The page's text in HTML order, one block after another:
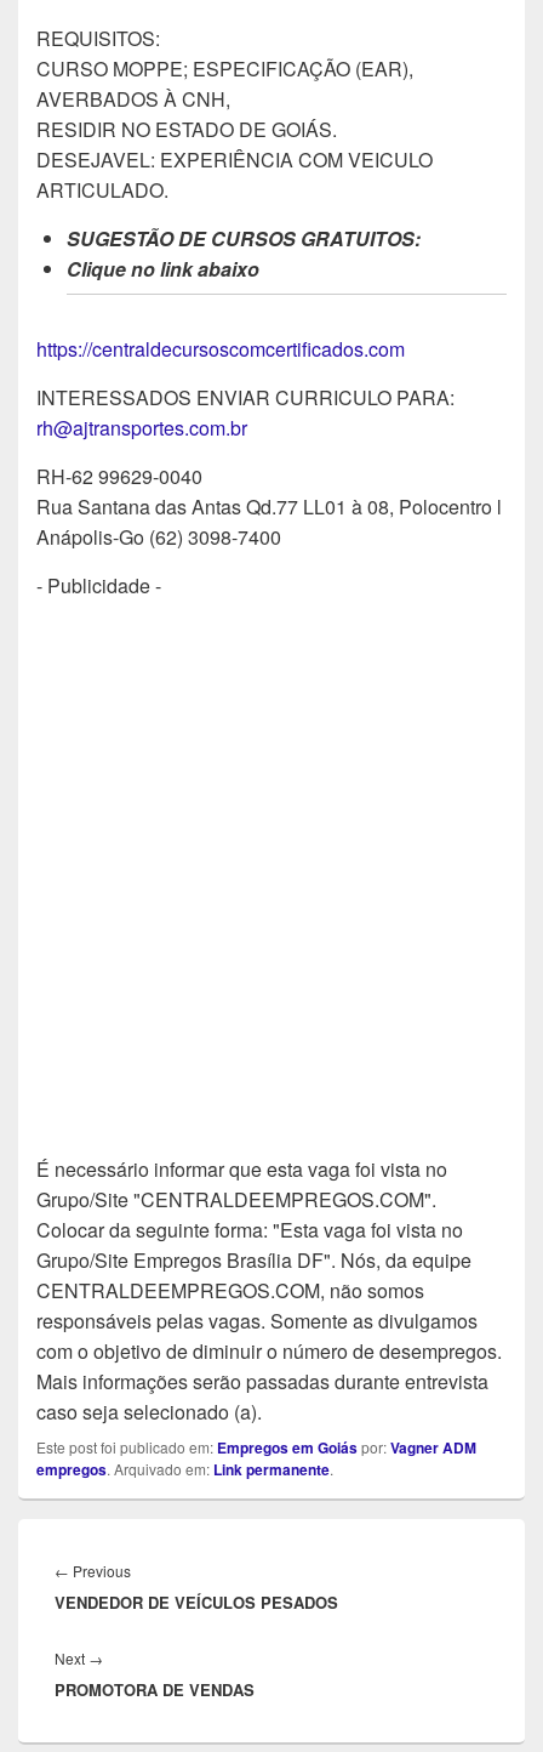
REQUISITOS:
CURSO MOPPE; ESPECIFICAÇÃO (EAR),
AVERBADOS À CNH,
RESIDIR NO ESTADO DE GOIÁS.
DESEJAVEL: EXPERIÊNCIA COM VEICULO
ARTICULADO.
SUGESTÃO DE CURSOS GRATUITOS:
Clique no link abaixo
https://centraldecursoscomcertificados.com
INTERESSADOS ENVIAR CURRICULO PARA:
rh@ajtransportes.com.br
RH-62 99629-0040
Rua Santana das Antas Qd.77 LL01 à 08, Polocentro l
Anápolis-Go (62) 3098-7400
- Publicidade -
É necessário informar que esta vaga foi vista no
Grupo/Site "CENTRALDEEMPREGOS.COM".
Colocar da seguinte forma: "Esta vaga foi vista no
Grupo/Site Empregos Brasília DF". Nós, da equipe
CENTRALDEEMPREGOS.COM, não somos
responsáveis pelas vagas. Somente as divulgamos
com o objetivo de diminuir o número de desempregos.
Mais informações serão passadas durante entrevista
caso seja selecionado (a).
Este post foi publicado em: Empregos em Goiáspor:Vagner ADM
empregos. Arquivado em: Link permanente.
de
Post
← PreviousPrevious
post:
VENDEDOR DE VEÍCULOS PESADOS
Next →
post:
PROMOTORA DE VENDAS